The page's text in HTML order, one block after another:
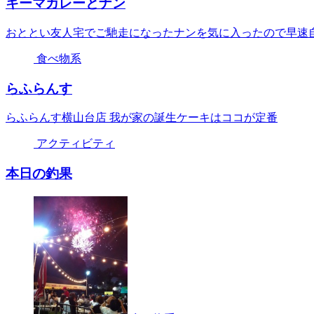
キーマカレーとナン
おととい友人宅でご馳走になったナンを気に入ったので早速
食べ物系
らふらんす
らふらんす横山台店 我が家の誕生ケーキはココが定番
アクティビティ
本日の釣果